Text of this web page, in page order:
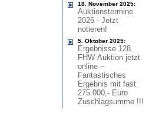
18. November 2025:
Auktionstermine
2026 - Jetzt
notieren!
5. Oktober 2025:
Ergebnisse 128.
FHW-Auktion jetzt
online –
Fantastisches
Ergebnis mit fast
275.000,- Euro
Zuschlagsumme !!!